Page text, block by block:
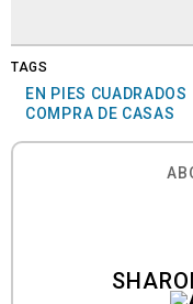
TAGS
EN PIES CUADRADOS
COMPRA DE CASAS